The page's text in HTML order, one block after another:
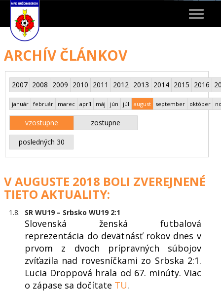
Toggle
ARCHÍV ČLÁNKOV
2007 2008 2009 2010 2011 2012 2013 2014 2015 2016
január február marec apríl máj jún júl august september október
vzostupne zostupne
posledných 30
V AUGUSTE 2018 BOLI ZVEREJNENÉ
TIETO AKTUALITY:
1.8. SR WU19 – Srbsko WU19 2:1
Slovenská ženská futbalová
reprezentácia do devätnásť rokov dnes v
prvom z dvoch prípravných súbojov
zvíťazila nad rovesníčkami zo Srbska 2:1.
Lucia Droppová hrala od 67. minúty. Viac
o zápase sa dočítate TU.